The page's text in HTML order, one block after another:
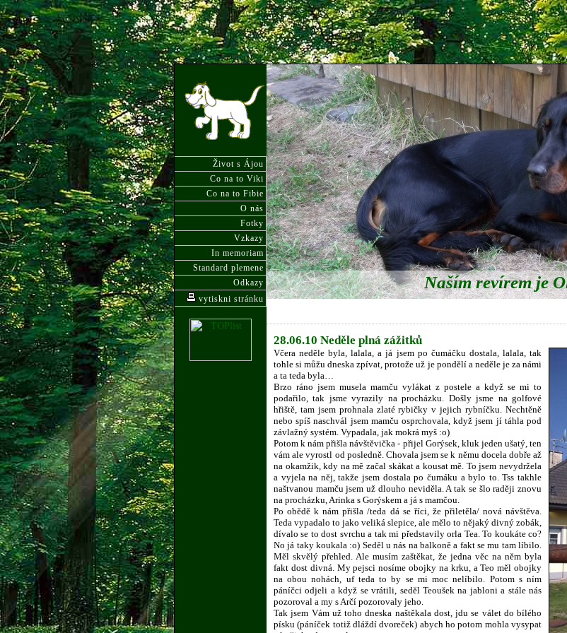
Život s Ájou
Co na to Viki
Co na to Fibie
O nás
Fotky
Vzkazy
In memoriam
Standard plemene
Odkazy
vytiskni stránku
Naším revírem je
28.06.10 Neděle plná zážitků
Včera neděle byla, lalala, a já jsem po čumáčku dostala, lalala, tak
tohle si můžu dneska zpívat, protože už je pondělí a neděle je za námi
a ta teda byla…
Brzo ráno jsem musela mamču vylákat z postele a když se mi to
podařilo, tak jsme vyrazily na procházku. Došly jsme na golfové
hřiště, tam jsem prohnala zlaté rybičky v jejich rybníčku. Nechtěně
nebo spíš naschvál jsem mamču osprchovala, když jsem jí táhla pod
závlažný systém. Vypadala, jak mokrá myš :o)
Potom k nám přišla návštěvička - přijel Gorýsek, kluk jeden ušatý, ten
vám ale vyrostl od posledně. Chovala jsem se k němu docela dobře až
na okamžik, kdy na mě začal skákat a kousat mě. To jsem nevydržela
a vyjela na něj, takže jsem dostala po čumáku a bylo to. Tss takhle
naštvanou mamču jsem už dlouho neviděla. A tak se šlo raději znovu
na procházku, Arinka s Gorýskem a já s mamčou.
Po obědě k nám přišla /teda dá se říci, že přiletěla/ nová návštěva.
Teda vypadalo to jako veliká slepice, ale mělo to nějaký divný zobák,
dívalo se to dost svrchu a tak mi představily orla Tea. To koukáte co?
No já taky koukala :o) Seděl u nás na balkoně a fakt se mu tam líbilo.
Měl skvělý přehled. Ale musím zaštěkat, že jedna věc na něm byla
fakt dost divná. My pejsci nosíme obojky na krku, a Teo měl obojky
na obou nohách, uf teda to by se mi moc nelíbilo. Potom s ním
páníčci odjeli a když se vrátili, seděl Teoušek na jabloni a stále nás
pozoroval a my s Arčí pozorovaly jeho.
Tak jsem Vám už toho dneska naštěkala dost, jdu se válet do bílého
písku (páníček totiž dláždí dvoreček) abych ho potom mohla vysypat